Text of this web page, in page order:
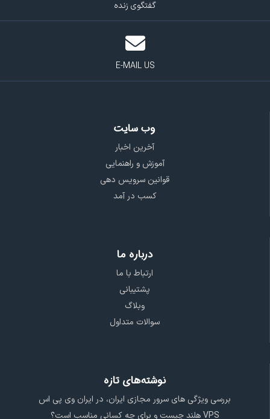
گفتگوی زنده
E-MAIL US
وب سایت
آخرین اخبار
آموزش و راهنمایی
قوانین سرویس دهی
کسب در آمد
درباره ما
ارتباط با ما
پشتیبانی
وبلاگ
سوالات متداول
نوشته‌های تازه
بررسی ویژگی‌ های سرور مجازی ایران، در ایران وی پی اس
VPS هلند چیست و برای چه کسانی مناسب است؟